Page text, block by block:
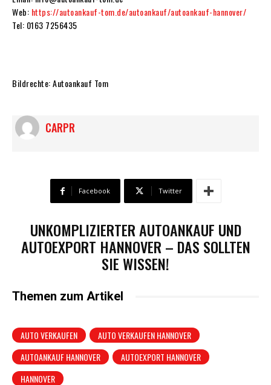
Web: https://autoankauf-tom.de/autoankauf/autoankauf-hannover/
Tel: 0163 7256435
Bildrechte: Autoankauf Tom
CARPR
Facebook Twitter
UNKOMPLIZIERTER AUTOANKAUF UND
AUTOEXPORT HANNOVER – DAS SOLLTEN
SIE WISSEN!
Themen zum Artikel
AUTO VERKAUFEN
AUTO VERKAUFEN HANNOVER
AUTOANKAUF HANNOVER
AUTOEXPORT HANNOVER
HANNOVER